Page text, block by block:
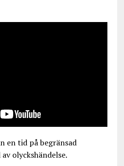
en tid på begränsad
olyckshändelse.